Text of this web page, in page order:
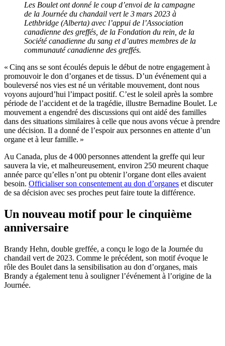
Les Boulet ont donné le coup d’envoi de la campagne
de la Journée du chandail vert le 3 mars 2023 à
Lethbridge (Alberta) avec l’appui de l’Association
canadienne des greffés, de la Fondation du rein, de la
Société canadienne du sang et d’autres membres de la
communauté canadienne des greffés.
« Cinq ans se sont écoulés depuis le début de notre engagement à
promouvoir le don d’organes et de tissus. D’un événement qui a
bouleversé nos vies est né un véritable mouvement, dont nous
voyons aujourd’hui l’impact positif. C’est le soleil après la sombre
période de l’accident et de la tragédie, illustre Bernadine Boulet. Le
mouvement a engendré des discussions qui ont aidé des familles
dans des situations similaires à celle que nous avons vécue à prendre
une décision. Il a donné de l’espoir aux personnes en attente d’un
organe et à leur famille. »
Au Canada, plus de 4 000 personnes attendent la greffe qui leur
sauvera la vie, et malheureusement, environ 250 meurent chaque
année parce qu’elles n’ont pu obtenir l’organe dont elles avaient
besoin. Officialiser son consentement au don d’organes et discuter
de sa décision avec ses proches peut faire toute la différence.
Un nouveau motif pour le cinquième
anniversaire
Brandy Hehn, double greffée, a conçu le logo de la Journée du
chandail vert de 2023. Comme le précédent, son motif évoque le
rôle des Boulet dans la sensibilisation au don d’organes, mais
Brandy a également tenu à souligner l’événement à l’origine de la
Journée.